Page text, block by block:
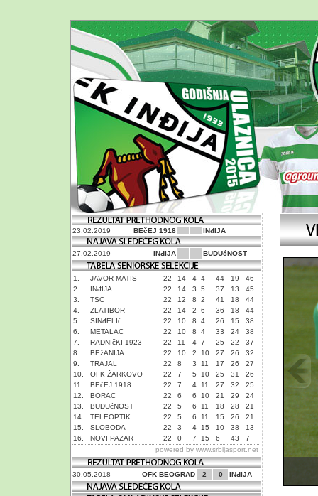
23.02.2019 BEčEJ 1918 INđIJA
27.02.2019 INđIJA BUDUćNOST
1. JAVOR MATIS 22 14 4 4 44 19
46
2.
INđIJA 22 14 3 5 37 13
45
3.
TSC 22 12 8 2 41 18
44
4.
ZLATIBOR 22 14 2 6 36 18
44
5.
SINđELIć 22 10 8 4 26 15
38
6.
METALAC 22 10 8 4 33 24
38
7.
RADNIčKI 1923 22 11 4 7 25 22
37
8.
BEžANIJA 22 10 2 10 27 26
32
9.
TRAJAL 22 8 3 11 17 26
27
10.
OFK ŽARKOVO 22 7 5 10 25 31
26
11.
BEčEJ 1918 22 7 4 11 27 32
25
12.
BORAC 22 6 6 10 21 29
24
13.
BUDUćNOST 22 5 6 11 18 28
21
14.
TELEOPTIK 22 5 6 11 15 26
21
15.
SLOBODA 22 3 4 15 10 38
13
16.
NOVI PAZAR 22 0 7 15 6 43
7
powered by www.srbijasport.net
30.05.2018 OFK BEOGRAD 2 0 INđIJA